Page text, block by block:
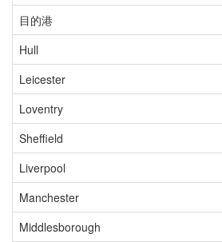
目的港
Hull
Leicester
Loventry
Sheffield
Liverpool
Manchester
Middlesborough